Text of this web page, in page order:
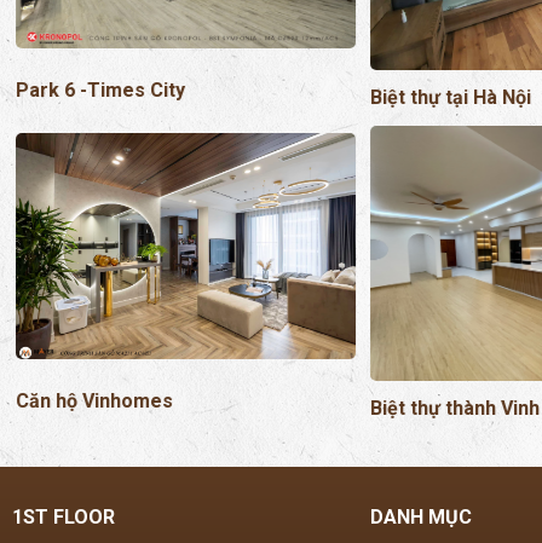
Căn hộ Vinhomes Biệt thự thành Vinh
1ST FLOOR
Dân Bảo (ngõ 168 Nguyễn Xiển cũ),
DANH MỤC
ALSAPAN